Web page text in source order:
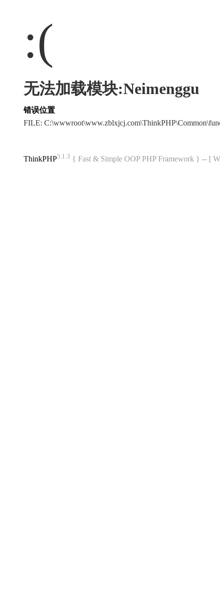
:(
无法加载模块:Neimenggu
错误位置
FILE:
ThinkPHP3.1.3 { Fast & Simple OOP PHP Framework } -- [